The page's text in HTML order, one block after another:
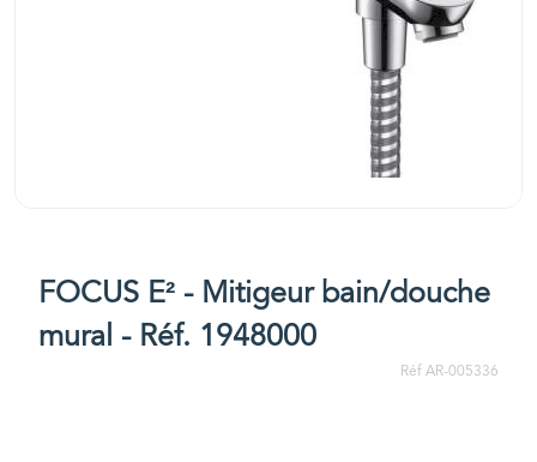
FOCUS E² - Mitigeur bain/douche
mural - Réf. 1948000
Réf AR-005336